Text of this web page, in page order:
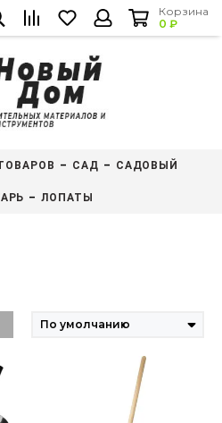
Корзина
0 ₽
САД САДОВЫЙ
ЛОПАТЫ